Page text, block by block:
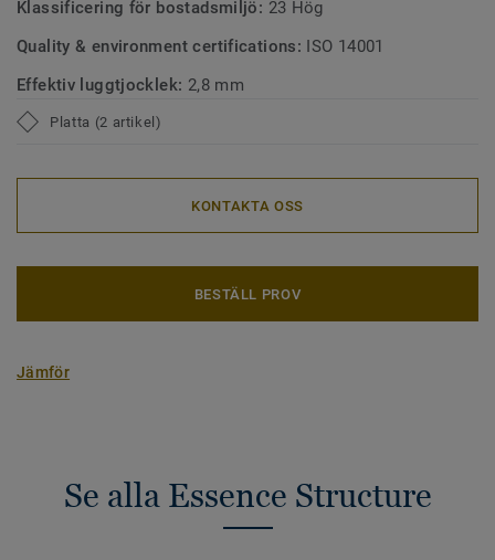
Klassificering för bostadsmiljö: 23 Hög
Quality & environment certifications: ISO 14001
Effektiv luggtjocklek: 2,8 mm
Platta (2 artikel)
KONTAKTA OSS
BESTÄLL PROV
Jämför
Se alla Essence Structure